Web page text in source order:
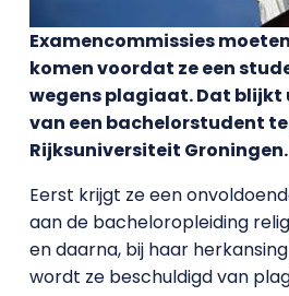
Examencommissies
komen voordat ze een
wegens plagiaat. Dat blijkt
van een bachelorstudent
Rijksuniversiteit Groningen.
Eerst krijgt ze een
aan de bacheloropleiding
en daarna, bij haar
wordt ze beschuldigd van